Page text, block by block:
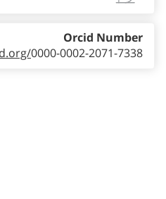
0000-0002-2071-7338
Orcid Number